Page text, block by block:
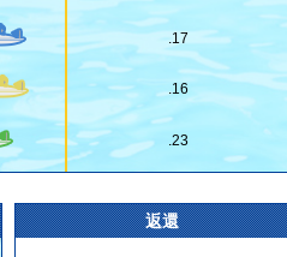
.17
.16
.23
返還